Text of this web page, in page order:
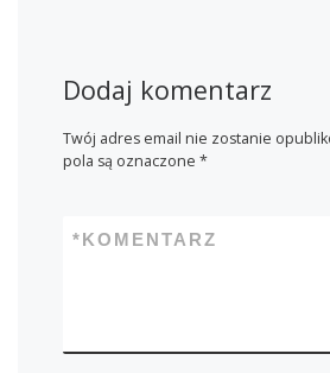
Dodaj komentarz
Twój adres email nie zostanie
pola są oznaczone *
KOMENTARZ
*